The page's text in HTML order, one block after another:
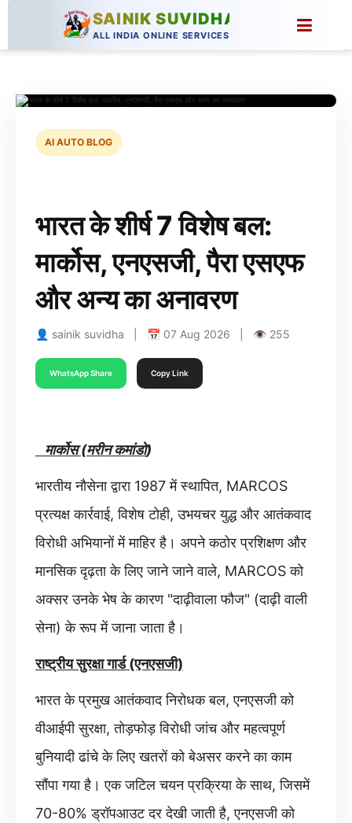
SAINIK SUVIDHA
ALL INDIA ONLINE SERVICES
AI AUTO BLOG
भारत के शीर्ष 7 विशेष बल:
मार्कोस, एनएसजी, पैरा एसएफ
और अन्य का अनावरण
👤 sainik suvidha | 📅 07 Aug 2026 | 👁 255
WhatsApp Share Copy Link
मार्कोस (मरीन कमांडो)
भारतीय नौसेना द्वारा 1987 में स्थापित, MARCOS
प्रत्यक्ष कार्रवाई, विशेष टोही, उभयचर युद्ध और आतंकवाद
विरोधी अभियानों में माहिर है। अपने कठोर प्रशिक्षण और
मानसिक दृढ़ता के लिए जाने जाने वाले, MARCOS को
अक्सर उनके भेष के कारण "दाढ़ीवाला फौज" (दाढ़ी वाली
सेना) के रूप में जाना जाता है।
राष्ट्रीय सुरक्षा गार्ड (एनएसजी)
भारत के प्रमुख आतंकवाद निरोधक बल, एनएसजी को
वीआईपी सुरक्षा, तोड़फोड़ विरोधी जांच और महत्वपूर्ण
बुनियादी ढांचे के लिए खतरों को बेअसर करने का काम
सौंपा गया है। एक जटिल चयन प्रक्रिया के साथ, जिसमें
70-80% ड्रॉपआउट दर देखी जाती है, एनएसजी को